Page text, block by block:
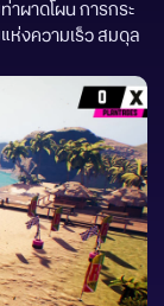
ผาดโผน การกระ
ห่งความเร็ว สมดุล